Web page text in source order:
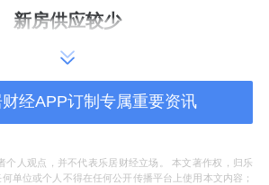
新房供应较少
挂牌价1.69万元/㎡起
建局公布的最新网签数据，东
套，成交均价16889元/㎡。
经APP订制专属重要资讯
个人观点，并不代表乐居财经立场。 本文著作权，归乐
单位或个人不得在任何公开传播平台上使用本文内容；